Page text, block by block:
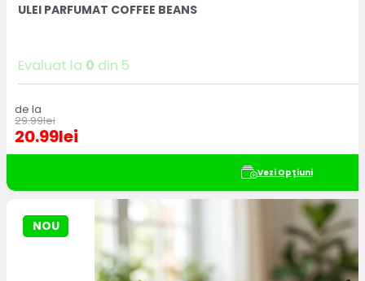
ULEI PARFUMAT COFFEE BEANS
Evaluat la 0 din 5
de la
29.99lei
20.99lei
Vezi Opțiuni
NOU